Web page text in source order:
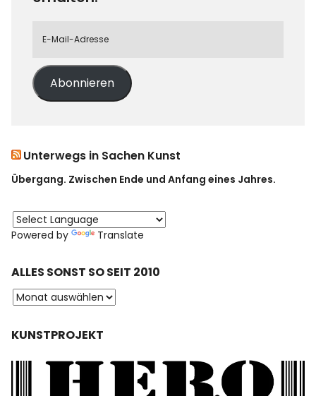
Abonnieren
Unterwegs in Sachen Kunst
Übergang. Zwischen Ende und Anfang eines Jahres.
Powered by Translate
ALLES SONST SO SEIT 2010
KUNSTPROJEKT